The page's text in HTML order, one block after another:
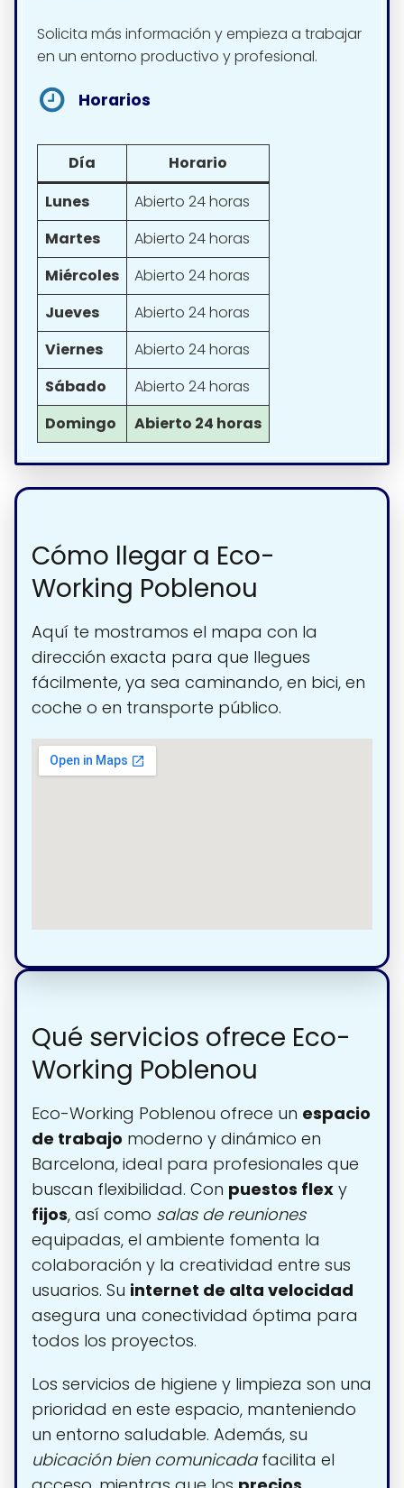
Solicita más información y empieza a trabajar
en un entorno productivo y profesional.
Horarios
Día
Horario
Lunes
Abierto 24 horas
Martes
Abierto 24 horas
Miércoles
Abierto 24 horas
Jueves
Abierto 24 horas
Viernes
Abierto 24 horas
Sábado
Abierto 24 horas
Domingo
Abierto 24 horas
Cómo llegar a Eco-
Working Poblenou
Aquí te mostramos el mapa con la
dirección exacta para que llegues
fácilmente, ya sea caminando, en bici, en
coche o en transporte público.
Qué servicios ofrece Eco-
Working Poblenou
Eco-Working Poblenou ofrece un espacio
de trabajo moderno y dinámico en
Barcelona, ideal para profesionales que
buscan flexibilidad. Con puestos flex y
fijos, así como salas de reuniones
equipadas, el ambiente fomenta la
colaboración y la creatividad entre sus
usuarios. Su internet de alta velocidad
asegura una conectividad óptima para
todos los proyectos.
Los servicios de higiene y limpieza son una
prioridad en este espacio, manteniendo
un entorno saludable. Además, su
ubicación bien comunicadafacilita el